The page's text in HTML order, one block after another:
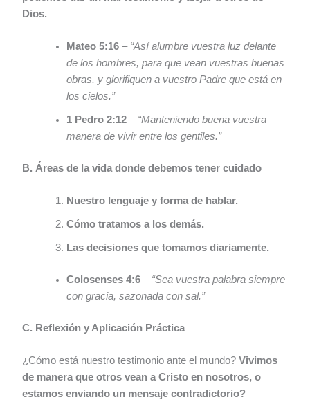
Dios.
Mateo 5:16 – “Así alumbre vuestra luz delante
de los hombres, para que vean vuestras buenas
obras, y glorifiquen a vuestro Padre que está en
los cielos.”
1 Pedro 2:12 – “Manteniendo buena vuestra
manera de vivir entre los gentiles.”
B. Áreas de la vida donde debemos tener cuidado
Nuestro lenguaje y forma de hablar.
Cómo tratamos a los demás.
Las decisiones que tomamos diariamente.
Colosenses 4:6 – “Sea vuestra palabra siempre
con gracia, sazonada con sal.”
C. Reflexión y Aplicación Práctica
¿Cómo está nuestro testimonio ante el mundo?Vivimos
de manera que otros vean a Cristo en nosotros, o
estamos enviando un mensaje contradictorio?